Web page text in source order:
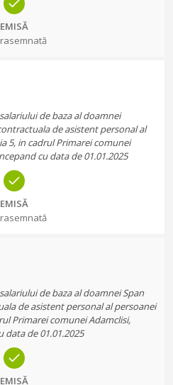
EMISĂ
de baza al doamnei
de asistent personal al
5, in cadrul Primarei comunei
cu data de 01.01.2025
EMISĂ
de baza al doamnei Span
de asistent personal al persoanei
Primarei comunei Adamclisi,
de 01.01.2025
EMISĂ